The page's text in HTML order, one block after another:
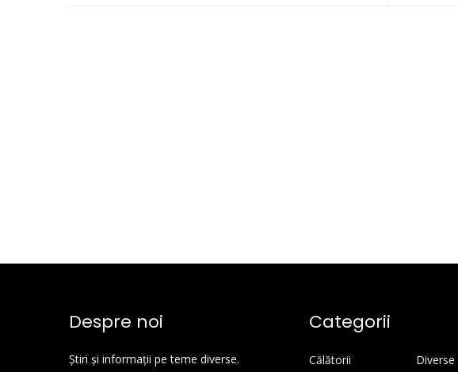
Despre noi
Știri și informații pe teme diverse.
Categorii
Călătorii Diverse